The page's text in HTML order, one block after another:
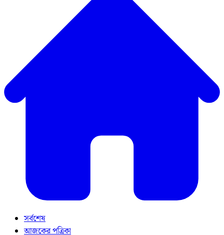
সর্বশেষ
আজকের পত্রিকা